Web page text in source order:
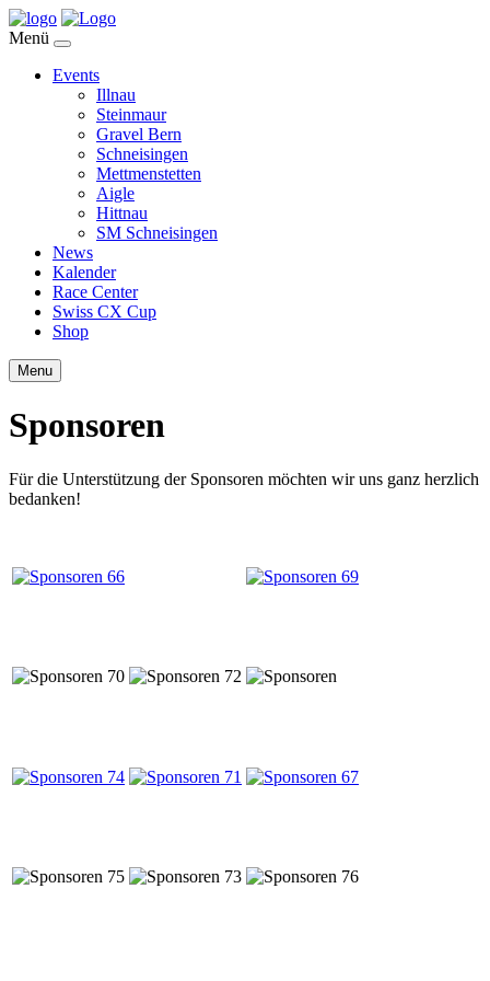
Menü
Events
Illnau
Steinmaur
Gravel Bern
Schneisingen
Mettmenstetten
Aigle
Hittnau
SM Schneisingen
News
Kalender
Race Center
Swiss CX Cup
Shop
Menu
Sponsoren
Für die Unterstützung der Sponsoren möchten wir uns ganz herzlich
bedanken!